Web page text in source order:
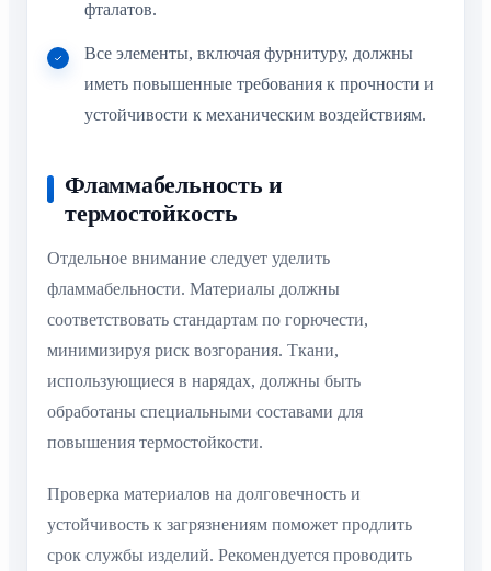
фталатов.
Все элементы, включая фурнитуру, должны
иметь повышенные требования к прочности и
устойчивости к механическим воздействиям.
Фламмабельность и
термостойкость
Отдельное внимание следует уделить
фламмабельности. Материалы должны
соответствовать стандартам по горючести,
минимизируя риск возгорания. Ткани,
использующиеся в нарядах, должны быть
обработаны специальными составами для
повышения термостойкости.
Проверка материалов на долговечность и
устойчивость к загрязнениям поможет продлить
срок службы изделий. Рекомендуется проводить